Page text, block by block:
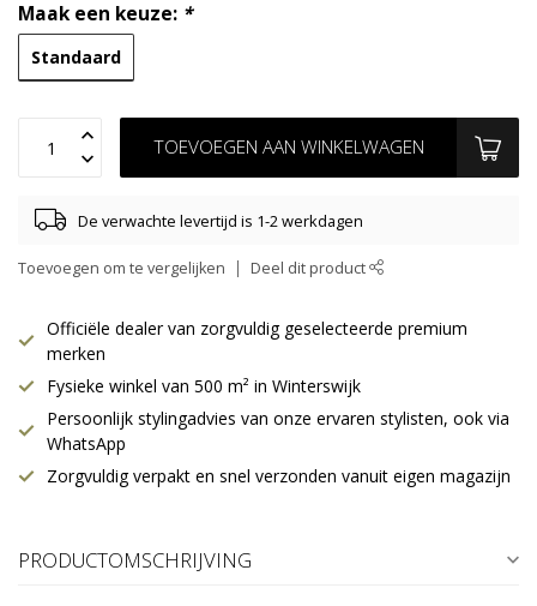
Maak een keuze: *
Standaard
TOEVOEGEN AAN WINKELWAGEN
De verwachte levertijd is 1-2 werkdagen
Toevoegen om te vergelijken Deel dit product
Officiële dealer van zorgvuldig geselecteerde premium
merken
Fysieke winkel van 500 m² in Winterswijk
Persoonlijk stylingadvies van onze ervaren stylisten, ook via
WhatsApp
Zorgvuldig verpakt en snel verzonden vanuit eigen magazijn
PRODUCTOMSCHRIJVING